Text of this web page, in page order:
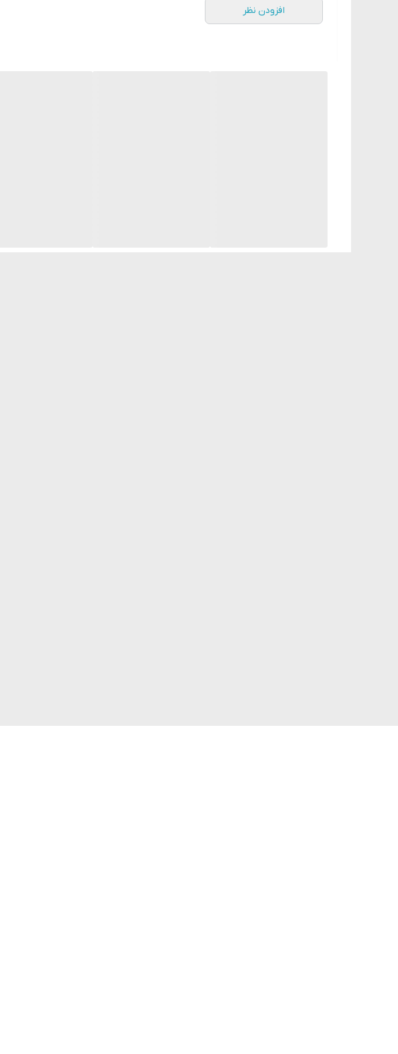
افزودن نظر